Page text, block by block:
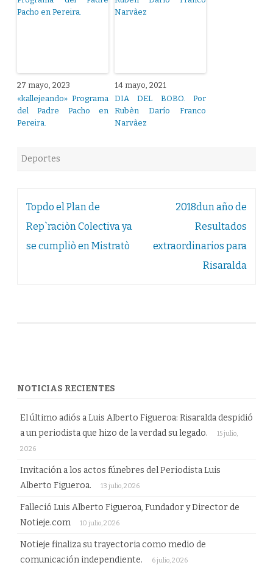
27 mayo, 2023
«kallejeando» Programa
del Padre Pacho en
Pereira.
14 mayo, 2021
DIA DEL BOBO. Por
Rubèn Darío Franco
Narvàez
Deportes
Navegación
de
entradas
Topdo el Plan de
Rep`raciòn Colectiva ya
se cumpliò en Mistratò
2018dun año de
Resultados
extraordinarios para
Risaralda
NOTICIAS RECIENTES
El último adiós a Luis Alberto Figueroa: Risaralda despidió
a un periodista que hizo de la verdad su legado.
15 julio,
2026
Invitación a los actos fúnebres del Periodista Luis
Alberto Figueroa.
13 julio, 2026
Falleció Luis Alberto Figueroa, Fundador y Director de
Notieje.com
10 julio, 2026
Notieje finaliza su trayectoria como medio de
comunicación independiente.
6 julio, 2026